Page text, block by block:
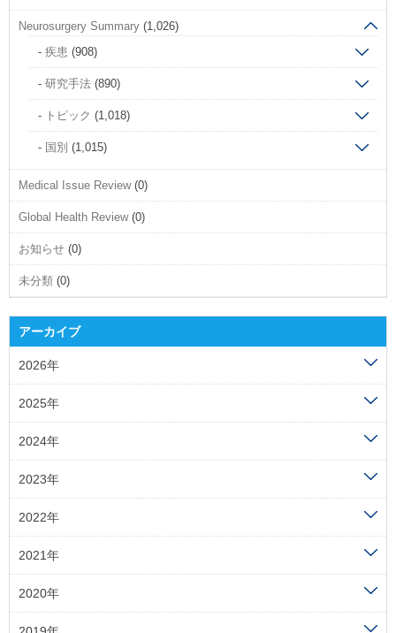
Neurosurgery Summary (1,026)
疾患 (908)
研究手法 (890)
トピック (1,018)
国別 (1,015)
Medical Issue Review(0)
Global Health Review(0)
お知らせ (0)
未分類 (0)
アーカイブ
2026年
2025年
2024年
2023年
2022年
2021年
2020年